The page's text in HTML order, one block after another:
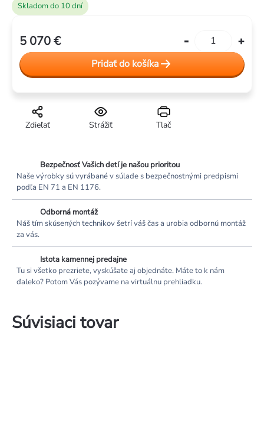
Skladom do 10 dní
Tlač
Strážiť
Zdieľať
5 070 €
cena:Pridať do košíka
Bezpečnosť Vašich detí je našou prioritou
Naše výrobky sú vyrábané v súlade s bezpečnostnými predpismi
podľa EN 71 a EN 1176.
Odborná montáž
Náš tím skúsených technikov šetrí váš čas a urobia odbornú montáž
za vás.
Istota kamennej predajne
Tu si všetko prezriete, vyskúšate aj objednáte. Máte to k nám
ďaleko? Potom Vás pozývame na virtuálnu prehliadku.
Súvisiaci tovar